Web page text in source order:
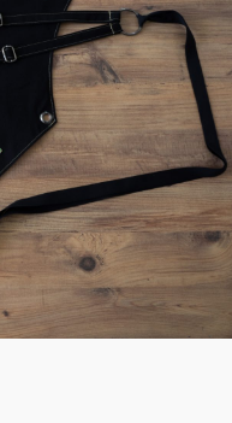
Bartender / Barman
Kellner
Chefkoch
Somelie